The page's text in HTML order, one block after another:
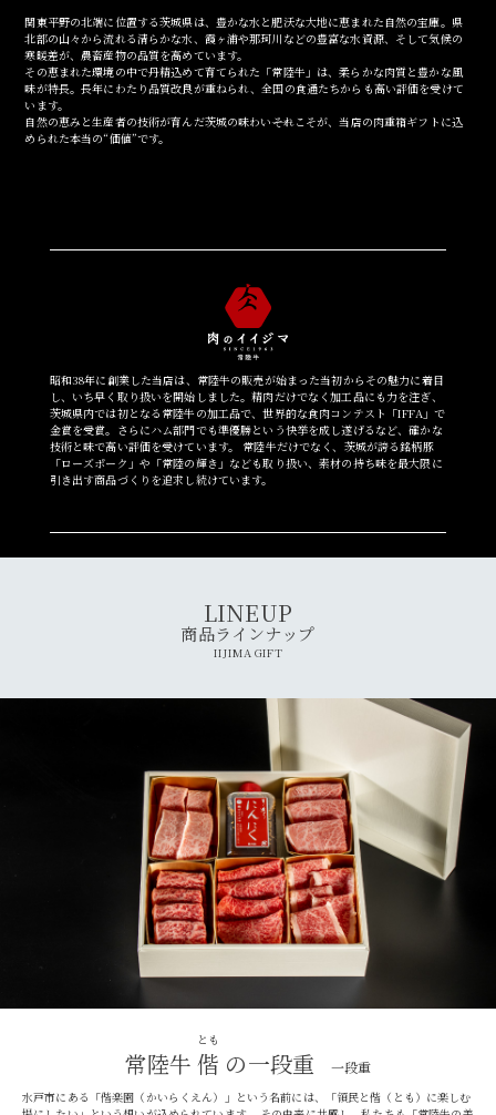
ゴルフコンペ
法人の方へ
よくある質問
焼き方レシピ
牛肉部位一覧
みそ漬け
レトルトカレー
手造りタレ
プレミアムギフト
商品券
ギフトカテゴリー一覧
関東平野の北端に位置する茨城県は、豊かな水と肥沃な大地に恵まれた自然の宝庫。県
北部の山々から流れる清らかな水、霞ヶ浦や那珂川などの豊富な水資源、そして気候の
寒暖差が、農畜産物の品質を高めています。
その恵まれた環境の中で丹精込めて育てられた「常陸牛」は、柔らかな肉質と豊かな風
味が特長。長年にわたり品質改良が重ねられ、全国の食通たちからも高い評価を受けて
います。
自然の恵みと生産者の技術が育んだ茨城の味わい――それこそが、当店の肉重箱ギフトに込
められた本当の“価値”です。
昭和38年に創業した当店は、常陸牛の販売が始まった当初からその魅力に着目
し、いち早く取り扱いを開始しました。精肉だけでなく加工品にも力を注ぎ、
茨城県内では初となる常陸牛の加工品で、世界的な食肉コンテスト「IFFA」で
金賞を受賞。さらにハム部門でも準優勝という快挙を成し遂げるなど、確かな
技術と味で高い評価を受けています。 常陸牛だけでなく、茨城が誇る銘柄豚
「ローズポーク」や「常陸の輝き」なども取り扱い、素材の持ち味を最大限に
引き出す商品づくりを追求し続けています。
LINEUP
商品ラインナップ
IIJIMA GIFT
常陸牛偕
とも
の一段重 一段重
水戸市にある「偕楽園（かいらくえん）」という名前には、「領民と偕（とも）に楽しむ